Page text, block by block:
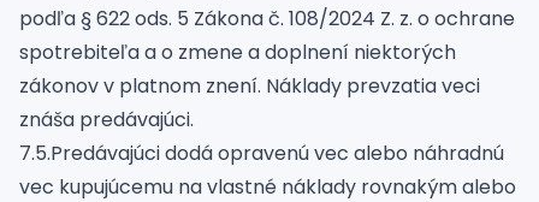
podľa § 622 ods. 5 Zákona č. 108/2024 Z. z. o ochrane
spotrebiteľa a o zmene a doplnení niektorých
zákonov v platnom znení. Náklady prevzatia veci
znáša predávajúci.
7.5.Predávajúci dodá opravenú vec alebo náhradnú
vec kupujúcemu na vlastné náklady rovnakým alebo